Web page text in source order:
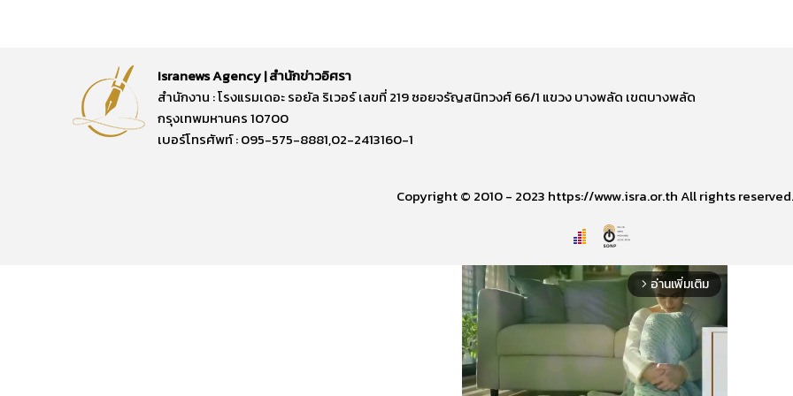
Isranews Agency | สำนักข่าวอิศรา
สำนักงาน : โรงแรมเดอะ รอยัล ริเวอร์ เลขที่ 219 ซอยจรัญสนิทวงศ์ 66/1 แขวง บางพลัด เขตบางพลัด
กรุงเทพมหานคร 10700
เบอร์โทรศัพท์ : 095-575-8881,02-2413160-1
Copyright © 2010 - 2023 https://www.isra.or.th All rights reserved.
arrow_forward_ios อ่านเพิ่มเติม